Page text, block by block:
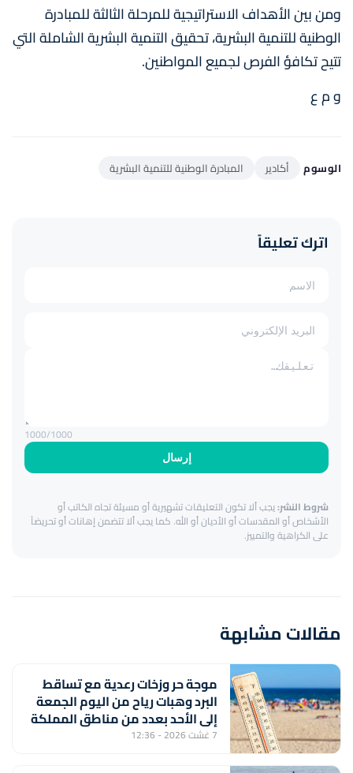
ومن بين الأهداف الاستراتيجية للمرحلة الثالثة للمبادرة
الوطنية للتنمية البشرية، تحقيق التنمية البشرية الشاملة التي
تتيح تكافؤ الفرص لجميع المواطنين.
و م ع
الوسوم أكادير المبادرة الوطنية للتنمية البشرية
اترك تعليقاً
إرسال
1000/1000
شروط النشر:يجب ألا تكون التعليقات تشهيرية أو مسيئة تجاه الكاتب أو
الأشخاص أو المقدسات أو الأديان أو الله. كما يجب ألا تتضمن إهانات أو تحريضاً
على الكراهية والتمييز.
مقالات مشابهة
موجة حر وزخات رعدية مع تساقط
البرد وهبات رياح من اليوم الجمعة
إلى الأحد بعدد من مناطق المملكة
(نشرة إنذارية)
7 غشت 2026 - 12:36